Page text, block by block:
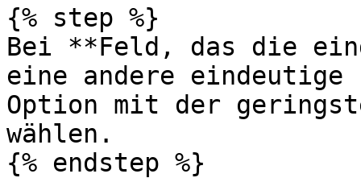
{% step %}
Bei **Feld, das die
eine andere
Option mit der
wählen.
{% endstep %}